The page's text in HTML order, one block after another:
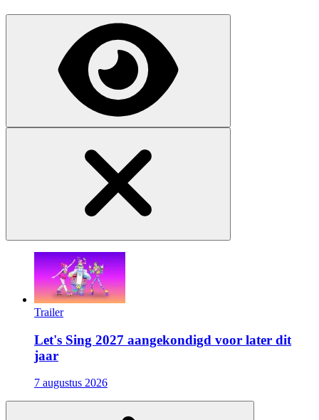
Trailer
Let's Sing 2027 aangekondigd voor later dit
jaar
7 augustus 2026